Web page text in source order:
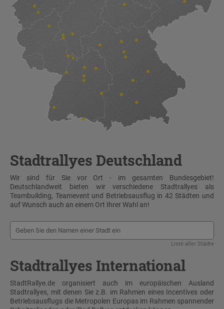
Stadtrallyes Deutschland
Wir sind für Sie vor Ort - im gesamten Bundesgebiet!
Deutschlandweit bieten wir verschiedene Stadtrallyes als
Teambuilding, Teamevent und Betriebsausflug in 42 Städten und
auf Wunsch auch an einem Ort Ihrer Wahl an!
Liste aller Städte
Stadtrallyes International
StadtRallye.de organisiert auch im europäischen Ausland
Stadtrallyes, mit denen Sie z.B. im Rahmen eines Incentives oder
Betriebsausflugs die Metropolen Europas im Rahmen spannender